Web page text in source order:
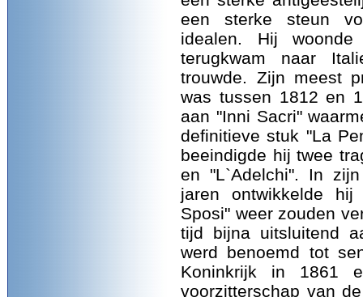
een sterke steun
idealen. Hij
terugkwam naar
trouwde. Zijn meest
was tussen 1812 en
aan "Inni Sacri"
definitieve stuk "La
beeindigde hij twee
en "L`Adelchi". In
jaren ontwikkelde
Sposi" weer zouden
tijd bijna uitsluitend
werd benoemd tot
Koninkrijk in 1861
voorzitterschap van